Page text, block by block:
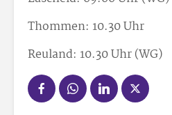
Thommen: 10.30 Uhr
Reuland: 10.30 Uhr (WG)